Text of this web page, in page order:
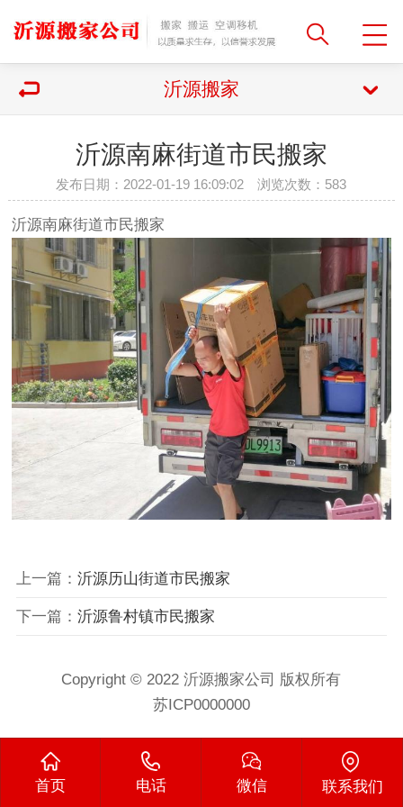
沂源搬家
沂源南麻街道市民搬家
发布日期：2022-01-19 16:09:02 浏览次数： 583
沂源南麻街道市民搬家
上一篇： 沂源历山街道市民搬家
下一篇： 沂源鲁村镇市民搬家
Copyright © 2022 沂源搬家公司 版权所有
苏ICP0000000
首页 电话 微信 联系我们